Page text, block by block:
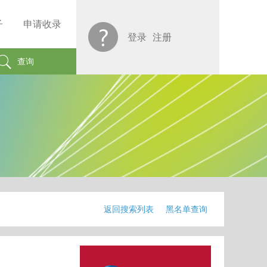
申请收录
查询
登录 注册
返回搜索列表 黑名单查询